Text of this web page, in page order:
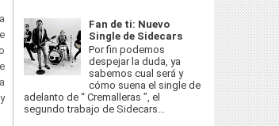
Fan de ti: Nuevo
Single de Sidecars
Por fin podemos
despejar la duda, ya
sabemos cual será y
cómo suena el single de
adelanto de “ Cremalleras ”, el
segundo trabajo de Sidecars...